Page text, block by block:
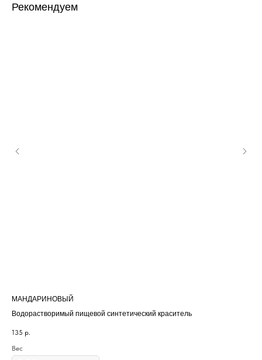
Рекомендуем
МАНДАРИНОВЫЙ
Водорастворимый пищевой синтетический краситель
135 р.
Вес